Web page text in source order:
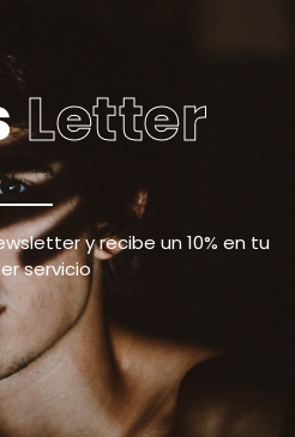
Letter
y recibe un 10% en tu
servicio